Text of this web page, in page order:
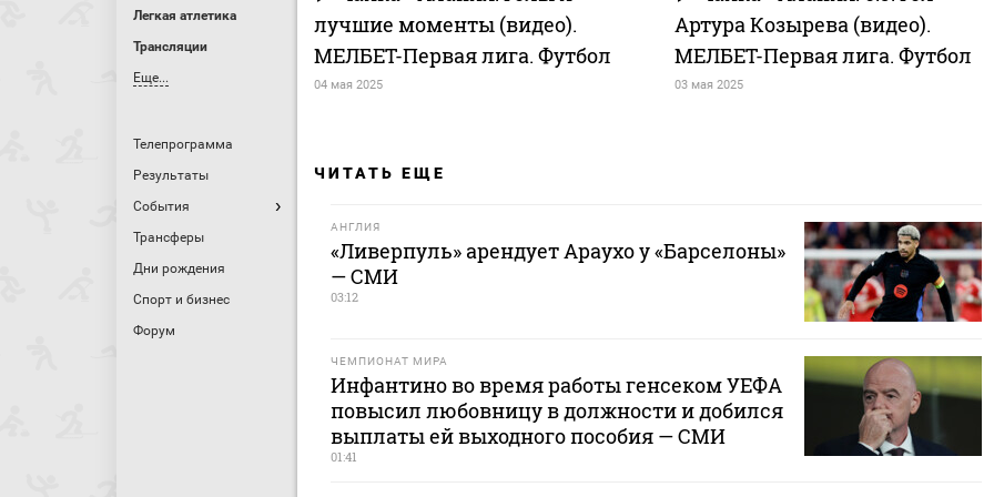
Легкая атлетика
Трансляции
Еще...
Телепрограмма
Результаты
События
Трансферы
Дни рождения
Спорт и бизнес
Форум
лучшие моменты (видео).
МЕЛБЕТ-Первая лига. Футбол
04 мая 2025
Артура Козырева (видео).
МЕЛБЕТ-Первая лига. Футбол
03 мая 2025
ЧИТАТЬ ЕЩЕ
АНГЛИЯ
«Ливерпуль» арендует Араухо у «Барселоны»
— СМИ
03:12
ЧЕМПИОНАТ МИРА
Инфантино во время работы генсеком УЕФА
повысил любовницу в должности и добился
выплаты ей выходного пособия — СМИ
01:41